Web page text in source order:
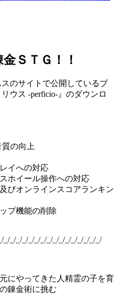
ＳＴＧ！！
のサイトで公開しているブ
ウス -perficio-』のダウンロ
質の向上
イへの対応
ホイール操作への対応
びオンラインスコアランキン
プ機能の削除
_/_/_/_/_/_/_/_/_/_/_/_/_/_/_/_/
にやってきた人精霊の子を育
錬金術に挑む